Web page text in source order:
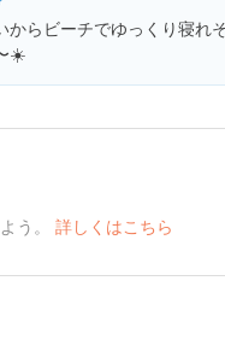
からビーチでゆっくり寝れ
☀️
う。 詳しくはこちら